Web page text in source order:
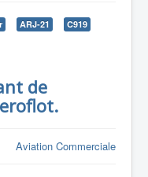
ARJ-21 C919
de
Aviation Commerciale